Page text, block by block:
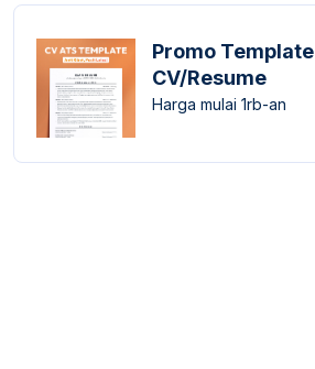
Promo Template
CV/Resume
Harga mulai 1rb-an